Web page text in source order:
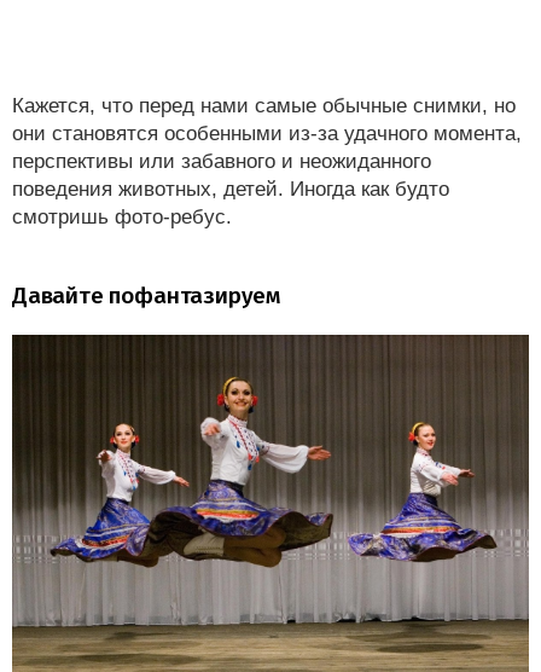
Кажется, что перед нами самые обычные снимки, но
они становятся особенными из-за удачного момента,
перспективы или забавного и неожиданного
поведения животных, детей. Иногда как будто
смотришь фото-ребус.
Давайте пофантазируем